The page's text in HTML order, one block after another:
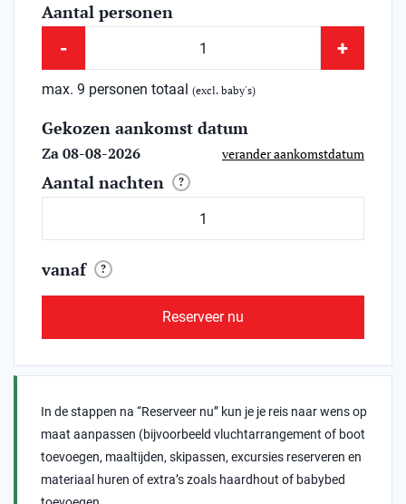
Aantal personen
- +
max. 9 personen totaal (excl. baby's)
Gekozen aankomst datum
Za 08-08-2026 verander aankomstdatum
Aantal nachten ?
vanaf ?
Reserveer nu
In de stappen na “Reserveer nu” kun je je reis naar wens op
maat aanpassen (bijvoorbeeld vluchtarrangement of boot
toevoegen, maaltijden, skipassen, excursies reserveren en
materiaal huren of extra’s zoals haardhout of babybed